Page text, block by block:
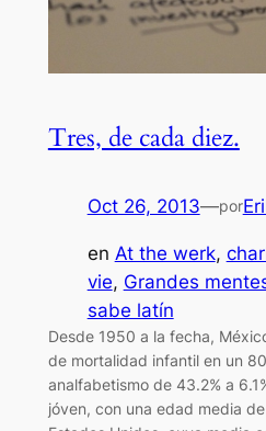
Tres, de cada diez.
Oct 26, 2013—por
en At the werk,
vie, Grandes
sabe latín
Desde 1950 a la fecha,
de mortalidad infantil en un
analfabetismo de 43.2% a
jóven, con una edad media